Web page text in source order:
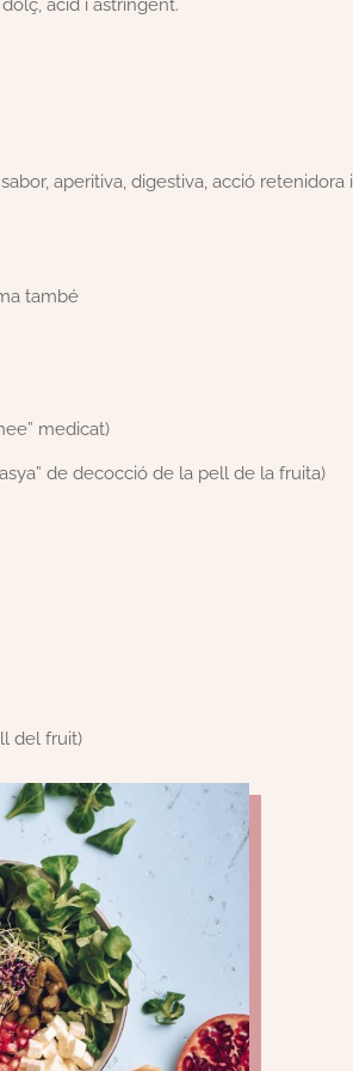
àcid i astringent.
aperitiva, digestiva, acció retenidora i
també
medicat)
de decocció de la pell de la fruita)
del fruit)